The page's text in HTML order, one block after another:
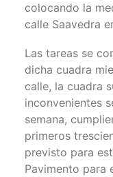
colocando la
calle Saavedra
Las tareas se
dicha cuadra
calle, la cuadra
inconvenientes
semana,
primeros
previsto para
Pavimento para